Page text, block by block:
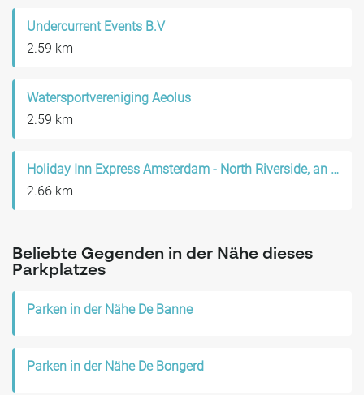
Undercurrent Events B.V
2.59 km
Watersportvereniging Aeolus
2.59 km
Holiday Inn Express Amsterdam - North Riverside, an IHG Hotel
2.66 km
Beliebte Gegenden in der Nähe dieses
Parkplatzes
Parken in der Nähe De Banne
Parken in der Nähe De Bongerd